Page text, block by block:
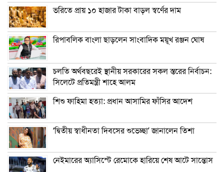
ভরিতে প্রায় ১০ হাজার টাকা বাড়ল স্বর্ণের দাম
রিপাবলিক বাংলা ছাড়লেন সাংবাদিক ময়ূখ রঞ্জন ঘোষ
চলতি অর্থবছরেই স্থানীয় সরকারের সকল স্তরের নির্বাচন:
সিলেটে প্রতিমন্ত্রী শাহে আলম
শিশু ফাহিমা হত্যা: প্রধান আসামির ফাঁসির আদেশ
‘দ্বিতীয় স্বাধীনতা দিবসের শুভেচ্ছা’ জানালেন তিশা
নেইমারের অ্যাসিস্টে রেমোকে হারিয়ে শেষ আটে সান্তোস